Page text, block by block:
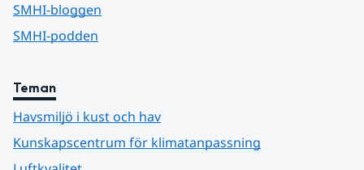
SMHI-bloggen
SMHI-podden
Teman
Havsmiljö i kust och hav
Kunskapscentrum för klimatanpassning